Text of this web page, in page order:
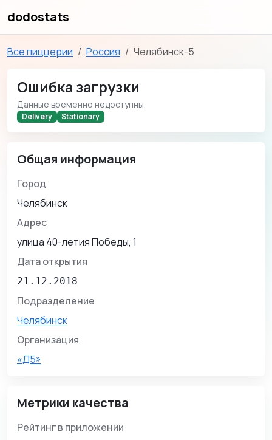
dodostats
Все пиццерии Россия Челябинск-5
Ошибка загрузки
Данные временно недоступны.
Delivery Stationary
Общая информация
Город
Челябинск
Адрес
улица 40-летия Победы, 1
Дата открытия
21.12.2018
Подразделение
Челябинск
Организация
«Д5»
Метрики качества
Рейтинг в приложении